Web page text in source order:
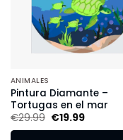
ANIMALES
Pintura Diamante –
Tortugas en el mar
€29.99 €19.99